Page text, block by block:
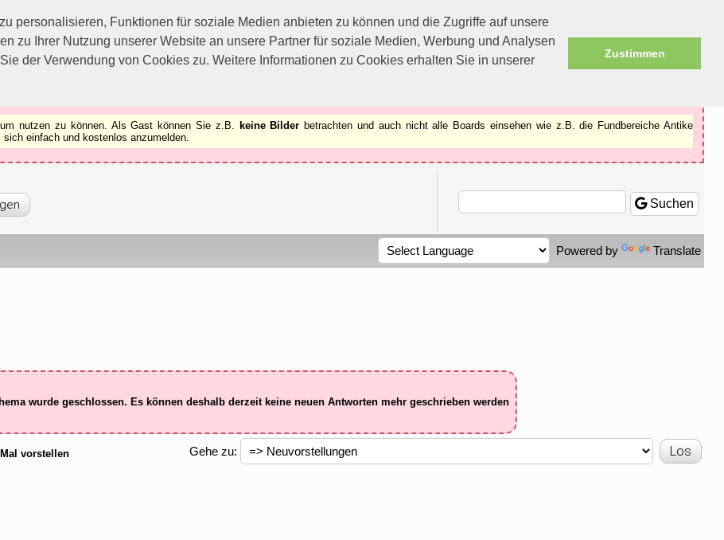
personalisieren, Funktionen für soziale Medien anbieten zu können und die Zugriffe auf unsere
zu Ihrer Nutzung unserer Website an unsere Partner für soziale Medien, Werbung und Analysen
der Verwendung von Cookies zu. Weitere Informationen zu Cookies erhalten Sie in unserer
Zustimmen
zu können.
nutzen zu können. Als Gast können Sie z.B. keine Bilder betrachten und auch nicht alle Boards einsehen wie z.B. die Fundbereiche Antike
einfach und kostenlos anzumelden.
Suchen
Powered by Translate
wurde geschlossen. Es können deshalb derzeit keine neuen Antworten mehr geschrieben werden
Mal vorstellen Gehe zu: